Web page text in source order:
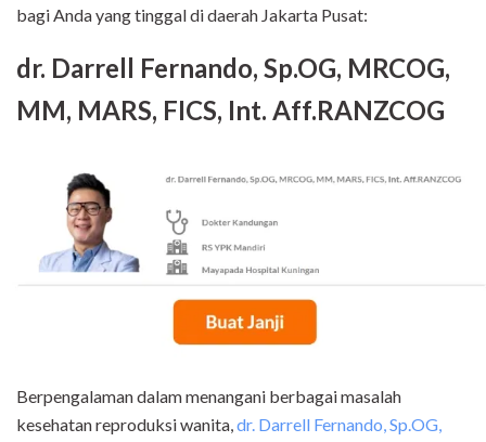
bagi Anda yang tinggal di daerah Jakarta Pusat:
dr. Darrell Fernando, Sp.OG, MRCOG,
MM, MARS, FICS, Int. Aff.RANZCOG
Berpengalaman dalam menangani berbagai masalah
kesehatan reproduksi wanita, dr. Darrell Fernando, Sp.OG,